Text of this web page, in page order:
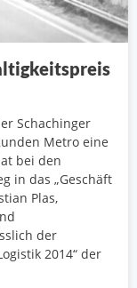
Schachinger
Metro eine
bei den
in das „Geschäft
Plas,
der
2014“ der